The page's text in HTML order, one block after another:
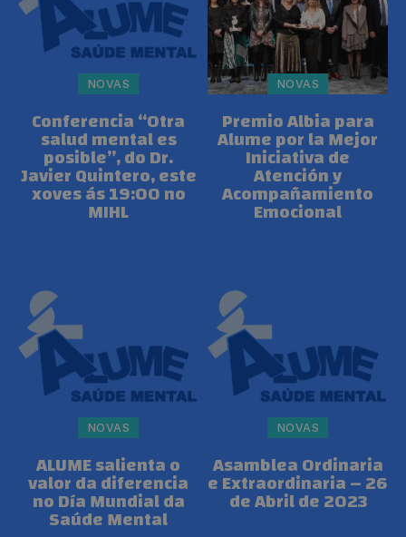
NOVAS
Conferencia “Otra
salud mental es
posible”, do Dr.
Javier Quintero, este
xoves ás 19:00 no
MIHL
NOVAS
Premio Albia para
Alume por la Mejor
Iniciativa de
Atención y
Acompañamiento
Emocional
NOVAS
ALUME salienta o
valor da diferencia
no Día Mundial da
Saúde Mental
NOVAS
Asamblea Ordinaria
e Extraordinaria – 26
de Abril de 2023